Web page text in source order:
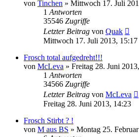
von Tinchen » Mittwoch 17. Juli
1 Antworten
35546 Zugriffe
Letzter Beitrag von Quak
Mittwoch 17. Juli 2013, 15:17
Frosch total aufgedreht!!!
von McLeva » Freitag 28. Juni
1 Antworten
34566 Zugriffe
Letzter Beitrag von McLeva
Freitag 28. Juni 2013, 14:23
Frosch Stirbt ? !
von M aus BS » Montag 25.